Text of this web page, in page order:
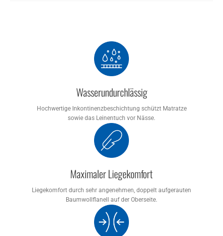
Wasserundurchlässig
Hochwertige Inkontinenzbeschichtung schützt Matratze
sowie das Leinentuch vor Nässe.
Maximaler Liegekomfort
Liegekomfort durch sehr angenehmen, doppelt aufgerauten
Baumwollflanell auf der Oberseite.